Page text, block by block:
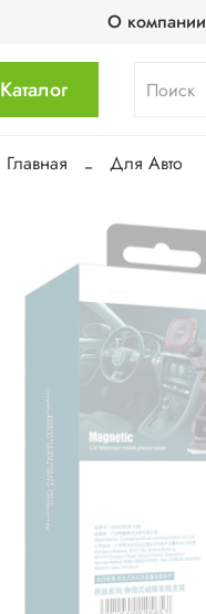
О компании
Каталог
Главная Для Авто